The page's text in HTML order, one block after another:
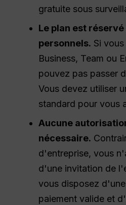
gratuite sous
Le plan est
personnels. Si
Business, Team ou
pouvez pas passer
Vous devez utiliser
standard pour vous
Aucune
nécessaire.
d'entreprise, vous
d'une invitation de
vous disposez
paiement valide et